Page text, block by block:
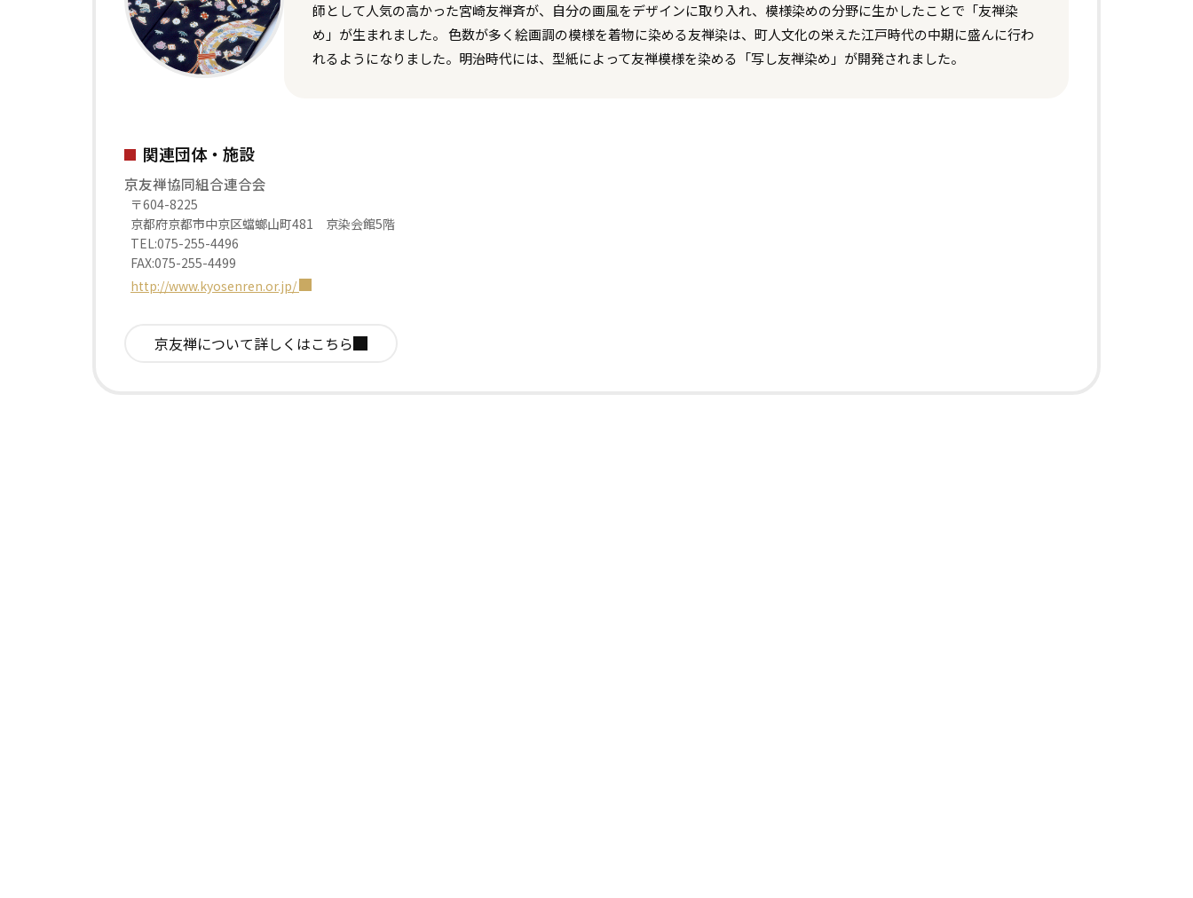
師として人気の高かった宮崎友禅斉が、自分の画風をデザインに取り入れ、模様染めの分野に生かしたことで「友禅染
め」が生まれました。 色数が多く絵画調の模様を着物に染める友禅染は、町人文化の栄えた江戸時代の中期に盛んに行わ
れるようになりました。明治時代には、型紙によって友禅模様を染める「写し友禅染め」が開発されました。
関連団体・施設
京友禅協同組合連合会
〒604-8225
京都府京都市中京区蟷螂山町481 京染会館5階
TEL:075-255-4496
FAX:075-255-4499
http://www.kyosenren.or.jp/
京友禅について詳しくはこちら